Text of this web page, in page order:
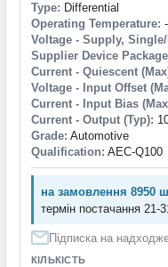
Type: Differential
Operating Temperature:
Voltage - Supply, Single/
Supplier Device
Current - Quiescent
Voltage - Input Offset
Current - Input Bias
Current - Output (Typ):
Grade: Automotive
Qualification: AEC-Q100
на замовлення 8950
термін постачання 21-
Підписка на
КІЛЬКІСТЬ